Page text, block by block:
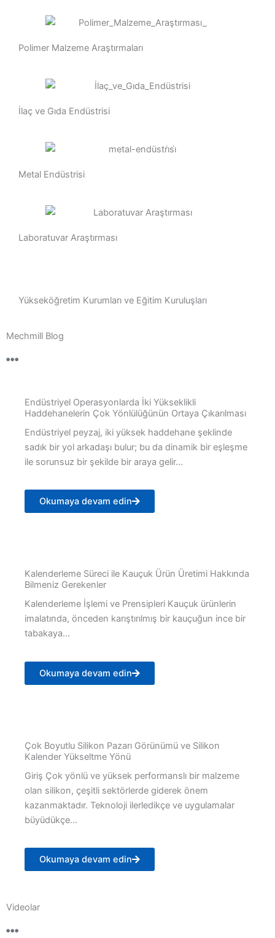
Polimer Malzeme Araştırmaları
İlaç ve Gıda Endüstrisi
Metal Endüstrisi
Laboratuvar Araştırması
Yükseköğretim Kurumları ve Eğitim Kuruluşları
Mechmill Blog
Endüstriyel Operasyonlarda İki Yükseklikli
Haddehanelerin Çok Yönlülüğünün Ortaya Çıkarılması
Endüstriyel peyzaj, iki yüksek haddehane şeklinde
sadık bir yol arkadaşı bulur; bu da dinamik bir eşleşme
ile sorunsuz bir şekilde bir araya gelir...
Okumaya devam edin
Kalenderleme Süreci ile Kauçuk Ürün Üretimi Hakkında
Bilmeniz Gerekenler
Kalenderleme İşlemi ve Prensipleri Kauçuk ürünlerin
imalatında, önceden karıştırılmış bir kauçuğun ince bir
tabakaya...
Okumaya devam edin
Çok Boyutlu Silikon Pazarı Görünümü ve Silikon
Kalender Yükseltme Yönü
Giriş Çok yönlü ve yüksek performanslı bir malzeme
olan silikon, çeşitli sektörlerde giderek önem
kazanmaktadır. Teknoloji ilerledikçe ve uygulamalar
büyüdükçe...
Okumaya devam edin
Videolar